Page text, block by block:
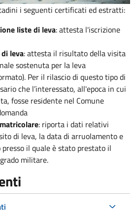
i seguenti certificati ed estratti:
liste di leva: attesta l'iscrizione
leva: attesta il risultato della visita
sostenuta per la leva
Per il rilascio di questo tipo di
che l’interessato, all'epoca in cui
fosse residente nel Comune
: riporta i dati relativi
di leva, la data di arruolamento e
presso il quale è stato prestato il
militare.